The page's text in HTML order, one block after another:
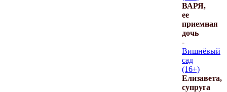
ВАРЯ,
ее
приемная
дочь
-
Вишнёвый
сад
(16+)
Елизавета,
супруга